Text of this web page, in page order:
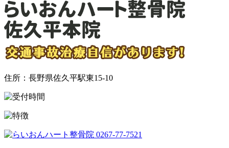
住所：長野県佐久平駅東15-10